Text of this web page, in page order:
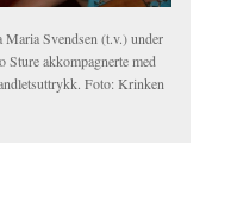
Maria Svendsen (t.v.) under
akkompagnerte med
Foto: Krinken